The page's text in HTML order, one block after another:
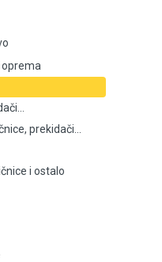
prekidači...
i ostalo
prekidači...
i ostalo